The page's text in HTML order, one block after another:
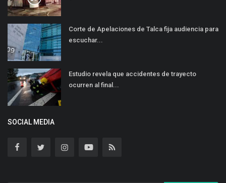
Corte de Apelaciones de Talca fija audiencia para
escuchar...
Estudio revela que accidentes de trayecto
ocurren al final...
SOCIAL MEDIA